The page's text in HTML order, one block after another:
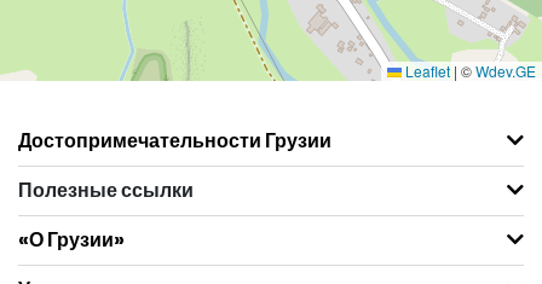
Leaflet | ©Wdev.GE
Достопримечательности Грузии
Полезные ссылки
«О Грузии»